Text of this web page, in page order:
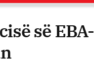
së EBA-